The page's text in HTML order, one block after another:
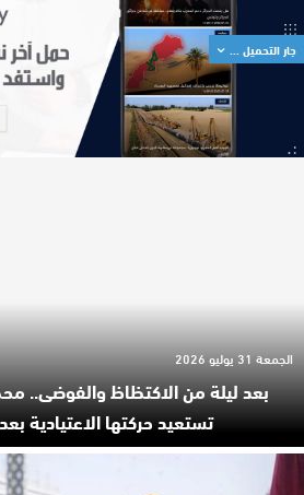
بعد ليلة من الاكتظاظ والفوضى..
تستعيد حركتها الاعتيادية
الجمعة 31 يوليو 2026
جار التحميل ...